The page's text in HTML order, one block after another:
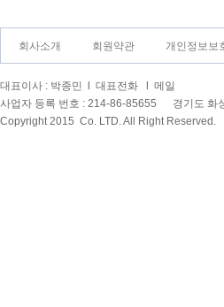
회사소개 회원약관 개인정보보
대표이사 : 박종민 l 대표전화
l 메일
사업자 등록 번호 : 214-86-85655 경기도 화
Copyright 2015 Co. LTD. All Right Reserved.